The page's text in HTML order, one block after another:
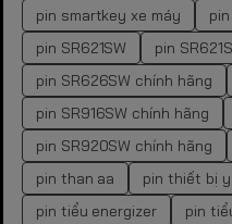
pin smartkey xe máy
pin SR621SW
pin
pin SR626SW chính hãng
pin SR916SW chính hãng
pin SR920SW chính hãng
pin than aa
pin thiết bị
pin tiểu energizer
pin